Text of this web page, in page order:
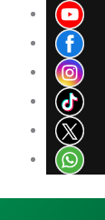
contenido